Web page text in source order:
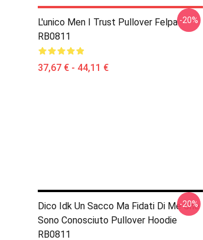
L'unico Men I Trust Pullover Felpa
RB0811
37,67 € - 44,11 €
-20%
Dico Idk Un Sacco Ma Fidati Di Me Che
Sono Conosciuto Pullover Hoodie
RB0811
-20%